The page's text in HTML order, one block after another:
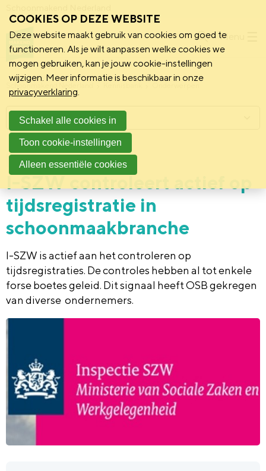
Menu
Schoonmakend Nederland
Nieuws 16 december 2019
I-SZW controleert actief op
tijdsregistratie in
schoonmaakbranche
I-SZW is actief aan het controleren op
tijdsregistraties. De controles hebben al tot enkele
forse boetes geleid. Dit signaal heeft OSB gekregen
van diverse ondernemers.
Menu
COOKIES OP DEZE WEBSITE
Deze website maakt gebruik van cookies om goed te
functioneren. Als je wilt aanpassen welke cookies we
mogen gebruiken, kan je jouw cookie-instellingen
wijzigen. Meer informatie is beschikbaar in onze
privacyverklaring.
Schakel alle cookies in
Toon cookie-instellingen
Alleen essentiële cookies